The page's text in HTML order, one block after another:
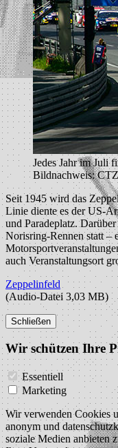
Jedes Jahr im Juli
Bildnachweis:
Seit 1945 wird das
Linie diente es der US-
und Paradeplatz.
Norisring-Rennen statt –
auch Veranstaltungsort
Zeppelinfeld
(Audio-Datei 3,03 MB)
Schließen
Wir schützen Ihre
Essentiell
Marketing
Wir verwenden Cookies
anonym und
soziale Medien anbieten